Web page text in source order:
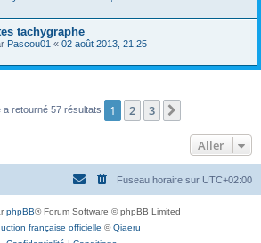
tachygraphe
Pascou01 « 02 août 2013, 21:25
a retourné 57 résultats 1 2 3
Aller
Fuseau horaire sur UTC+02:00
phpBB® Forum Software © phpBB Limited
française officielle ©Qiaeru